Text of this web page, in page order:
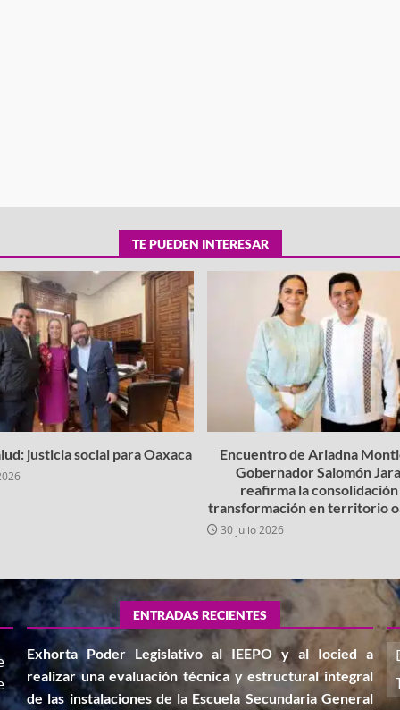
TE PUEDEN INTERESAR
justicia social para Oaxaca
Encuentro de Ariadna
Gobernador Salomón
reafirma la consolidación
transformación en territorio
30 julio 2026
ENTRADAS RECIENTES
Exhorta Poder Legislativo al IEEPO y al Iocied a
realizar una evaluación técnica y estructural integral
de las instalaciones de la Escuela Secundaria General